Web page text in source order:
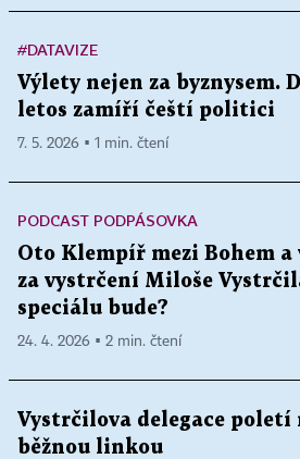
#DATAVIZE
Výlety nejen za byznysem.
letos zamíří čeští politici
7. 5. 2026 ▪ 1 min. čtení
PODCAST PODPÁSOVKA
Oto Klempíř mezi Bohem a
za vystrčení Miloše
speciálu bude?
24. 4. 2026 ▪ 2 min. čtení
Vystrčilova delegace poletí
běžnou linkou